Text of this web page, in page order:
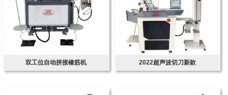
双工位自动拼接橡筋机 2022超声波切刀新款